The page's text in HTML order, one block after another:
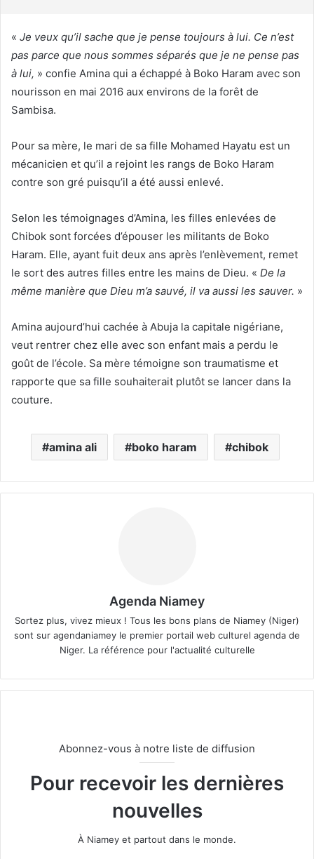
l
« Je veux qu’il sache que je pense toujours à lui. Ce n’est
pas parce que nous sommes séparés que je ne pense pas
à lui, » confie Amina qui a échappé à Boko Haram avec son
nourisson en mai 2016 aux environs de la forêt de
Sambisa.
Pour sa mère, le mari de sa fille Mohamed Hayatu est un
mécanicien et qu’il a rejoint les rangs de Boko Haram
contre son gré puisqu’il a été aussi enlevé.
Selon les témoignages d’Amina, les filles enlevées de
Chibok sont forcées d’épouser les militants de Boko
Haram. Elle, ayant fuit deux ans après l’enlèvement, remet
le sort des autres filles entre les mains de Dieu. « De la
même manière que Dieu m’a sauvé, il va aussi les sauver. »
Amina aujourd’hui cachée à Abuja la capitale nigériane,
veut rentrer chez elle avec son enfant mais a perdu le
goût de l’école. Sa mère témoigne son traumatisme et
rapporte que sa fille souhaiterait plutôt se lancer dans la
couture.
amina ali boko haram chibok
Agenda Niamey
Sortez plus, vivez mieux ! Tous les bons plans de Niamey (Niger)
sont sur agendaniamey le premier portail web culturel agenda de
Niger. La référence pour l'actualité culturelle
Abonnez-vous à notre liste de diffusion
Pour recevoir les dernières
nouvelles
À Niamey et partout dans le monde.